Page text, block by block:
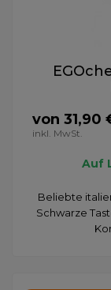
von 31,90
inkl. MwSt.
Auf
Beliebte
Schwarze